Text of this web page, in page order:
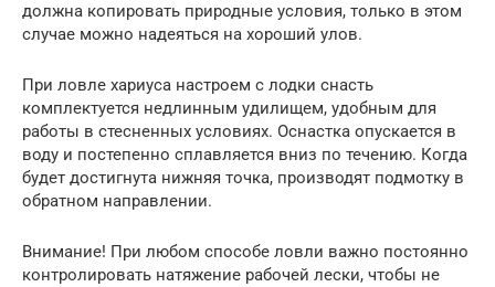
должна копировать природные условия, только в этом
случае можно надеяться на хороший улов.
При ловле хариуса настроем с лодки снасть
комплектуется недлинным удилищем, удобным для
работы в стесненных условиях. Оснастка опускается в
воду и постепенно сплавляется вниз по течению. Когда
будет достигнута нижняя точка, производят подмотку в
обратном направлении.
Внимание! При любом способе ловли важно постоянно
контролировать натяжение рабочей лески, чтобы не